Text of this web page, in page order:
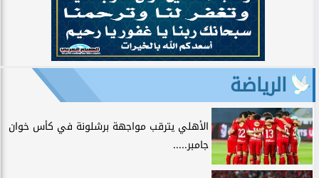
الرياضة
الأهلي يترقب مواجهة برشلونة في كأس خوان
جامبر.....